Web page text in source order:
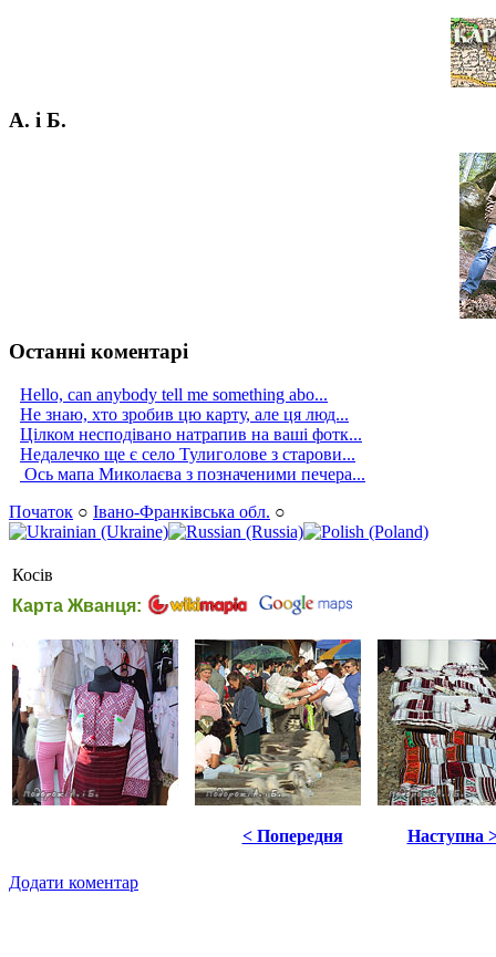
А. і Б.
Останні коментарі
Hello, can anybody tell me something abo...
Не знаю, хто зробив цю карту, але ця люд...
Цілком несподівано натрапив на ваші фотк...
Недалечко ще є село Тулиголове з старови...
Ось мапа Миколаєва з позначеними печера...
Початок ○ Івано-Франківська обл. ○
Косів
Карта Жванця:
< Попередня Наступна
Додати коментар